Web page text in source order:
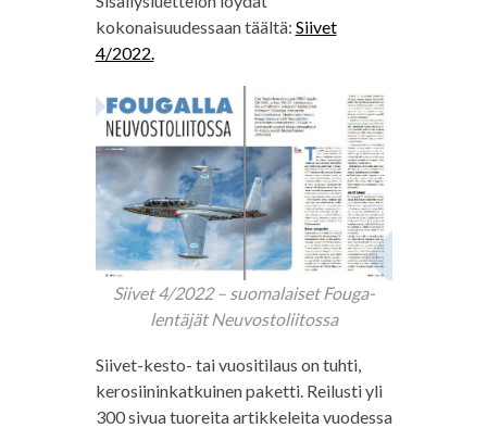
kokonaisuudessaan täältä: Siivet
4/2022.
Siivet 4/2022 – suomalaiset Fouga-
lentäjät Neuvostoliitossa
Siivet-kesto- tai vuositilaus on tuhti,
kerosiininkatkuinen paketti. Reilusti yli
300 sivua tuoreita artikkeleita vuodessa